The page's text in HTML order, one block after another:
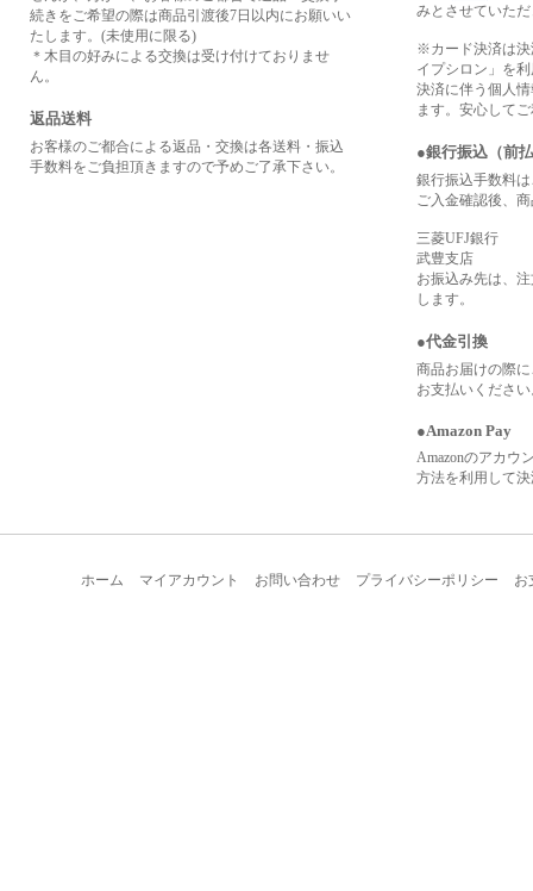
続きをご希望の際は商品引渡後7日以内にお願いい
たします。(未使用に限る)
＊木目の好みによる交換は受け付けておりませ
ん。
返品送料
お客様のご都合による返品・交換は各送料・振込
手数料をご負担頂きますので予めご了承下さい。
みとさせていた
※カード決済は決
イプシロン」を
決済に伴う個人
ます。安心して
●銀行振込（前
銀行振込手数料
ご入金確認後、
三菱UFJ銀行
武豊支店
お振込み先は、
します。
●代金引換
商品お届けの際
お支払いくださ
●Amazon Pay
Amazonのアカウ
方法を利用して
ホーム マイアカウント お問い合わせ プライバシーポリシー お